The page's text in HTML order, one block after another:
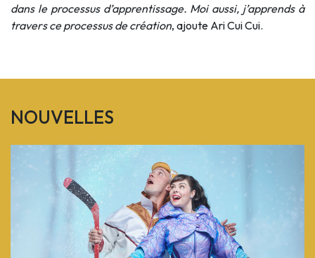
dans le processus d’apprentissage. Moi aussi, j’apprends à
travers ce processus de création, ajoute Ari Cui Cui.
NOUVELLES